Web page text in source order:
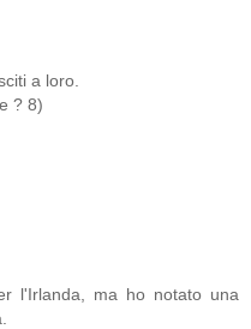
a loro.
? 8)
l'Irlanda, ma ho notato una